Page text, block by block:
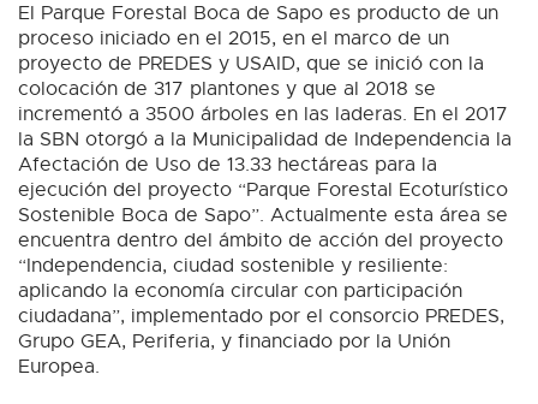
El Parque Forestal Boca de Sapo es producto de un
proceso iniciado en el 2015, en el marco de un
proyecto de PREDES y USAID, que se inició con la
colocación de 317 plantones y que al 2018 se
incrementó a 3500 árboles en las laderas. En el 2017
la SBN otorgó a la Municipalidad de Independencia la
Afectación de Uso de 13.33 hectáreas para la
ejecución del proyecto “Parque Forestal Ecoturístico
Sostenible Boca de Sapo”. Actualmente esta área se
encuentra dentro del ámbito de acción del proyecto
“Independencia, ciudad sostenible y resiliente:
aplicando la economía circular con participación
ciudadana”, implementado por el consorcio PREDES,
Grupo GEA, Periferia, y financiado por la Unión
Europea.